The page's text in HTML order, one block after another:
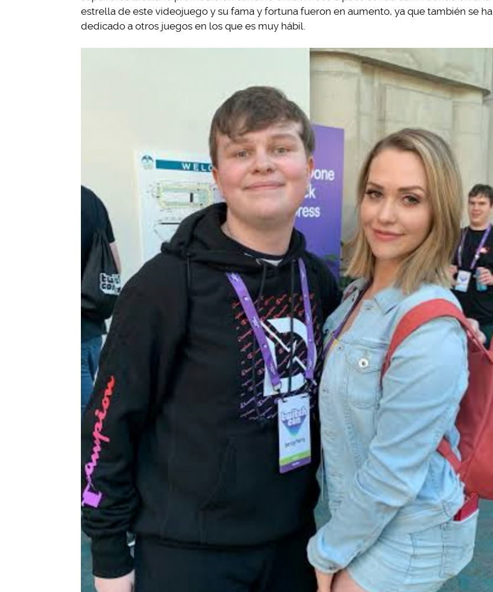
estrella de este videojuego y su fama y fortuna fueron en aumento, ya que también se ha
dedicado a otros juegos en los que es muy hábil.